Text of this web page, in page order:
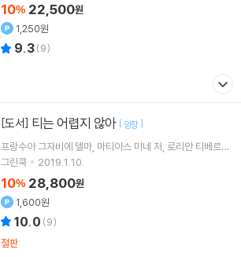
10% 22,500원
1,250원
9.3(9)
[도서] 티는 어렵지 않아 [ 양장]
프랑수아 그자비에 델마 마티아스 미네 저 로리안 티베르
겐그림 이지아역
그린쿡 2019.1.10.
10% 28,800원
1,600원
10.0 (9)
절판